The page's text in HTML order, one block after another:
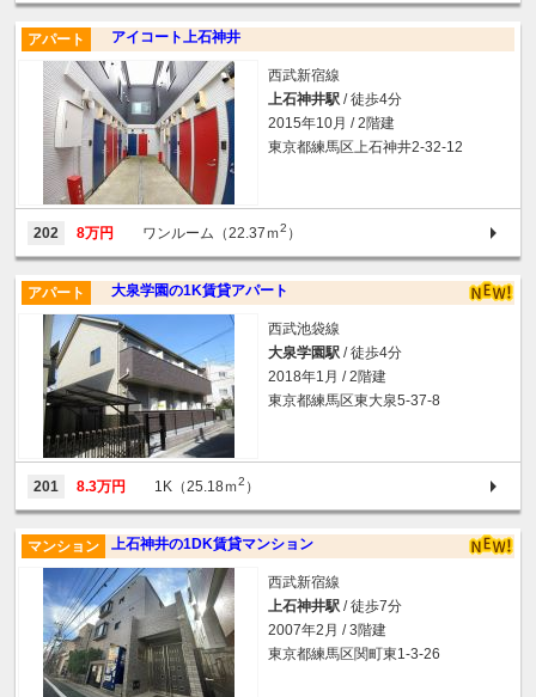
アイコート上石神井
アパート
西武新宿線
上石神井駅 / 徒歩4分
2015年10月 / 2階建
東京都練馬区上石神井2-32-12
202 8万円 ワンルーム（22.37ｍ2 ）
大泉学園の1K賃貸アパート
アパート
西武池袋線
大泉学園駅 / 徒歩4分
2018年1月 / 2階建
東京都練馬区東大泉5-37-8
201 8.3万円 1K（25.18ｍ2 ）
上石神井の1DK賃貸マンション
マンション
西武新宿線
上石神井駅 / 徒歩7分
2007年2月 / 3階建
東京都練馬区関町東1-3-26